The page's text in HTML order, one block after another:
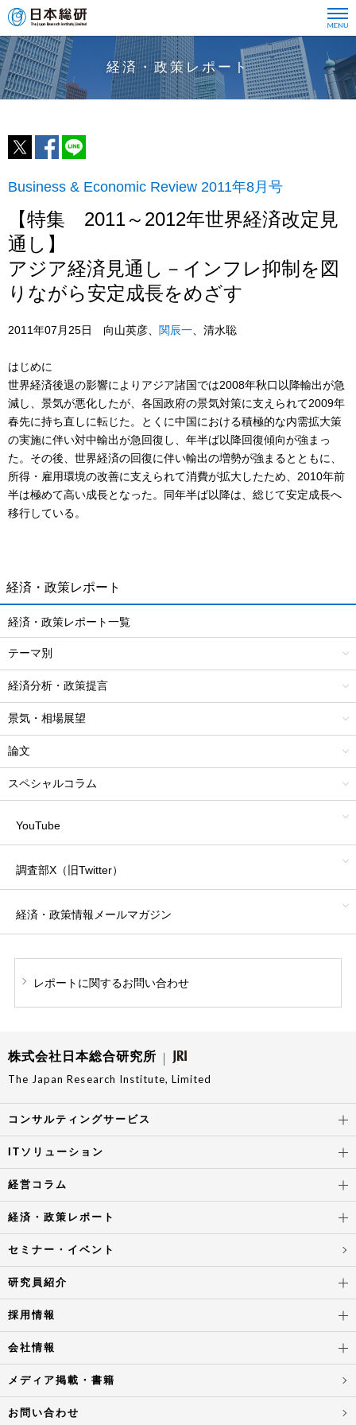
経済・政策レポート
Business & Economic Review 2011年8月号
【特集 2011～2012年世界経済改定見
通し】
アジア経済見通し－インフレ抑制を図
りながら安定成長をめざす
2011年07月25日 向山英彦、 関辰一 、清水聡
はじめに
世界経済後退の影響によりアジア諸国では2008年秋口以降輸出が急
減し、景気が悪化したが、各国政府の景気対策に支えられて2009年
春先に持ち直しに転じた。とくに中国における積極的な内需拡大策
の実施に伴い対中輸出が急回復し、年半ば以降回復傾向が強まっ
た。その後、世界経済の回復に伴い輸出の増勢が強まるとともに、
所得・雇用環境の改善に支えられて消費が拡大したため、2010年前
半は極めて高い成長となった。同年半ば以降は、総じて安定成長へ
移行している。
経済・政策レポート
経済・政策レポート一覧
テーマ別
経済分析・政策提言
景気・相場展望
論文
スペシャルコラム
YouTube
調査部X（旧Twitter）
経済・政策情報 メールマガジン
レポートに関するお問い合わせ
株式会社日本総合研究所
The Japan Research Institute, Limited
コンサルティングサービス
ITソリューション
経営コラム
経済・政策レポート
セミナー・イベント
研究員紹介
採用情報
会社情報
メディア掲載・書籍
お問い合わせ